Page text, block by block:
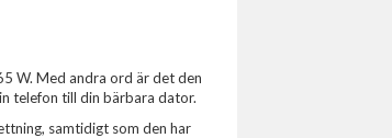
W. Med andra ord är det den
telefon till din bärbara dator.
samtidigt som den har